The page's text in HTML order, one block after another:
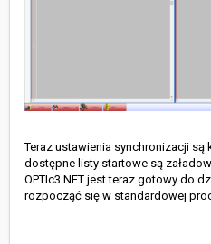
Teraz ustawienia synchronizacji
dostępne listy startowe są
OPTIc3.NET jest teraz gotowy do
rozpocząć się w standardowej